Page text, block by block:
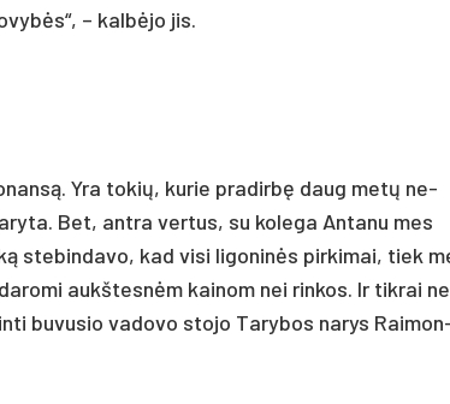
– kalbė­jo jis.
Yra to­kių, ku­rie pra­dirbę daug metų ne­
Bet, ant­ra ver­tus, su ko­le­ga An­ta­nu mes
ste­bin­da­vo, kad vi­si li­go­ninės pir­ki­mai, tiek
aukš­tesnėm kai­nom nei rin­kos. Ir tik­rai
bu­vu­sio va­do­vo sto­jo Ta­ry­bos na­rys